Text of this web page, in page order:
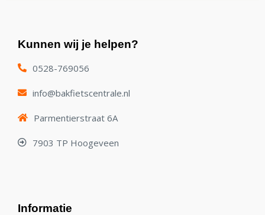
Kunnen wij je helpen?
0528-769056
info@bakfietscentrale.nl
Parmentierstraat 6A
7903 TP Hoogeveen
Informatie